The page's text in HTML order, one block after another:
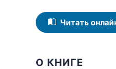
Читать
О КНИГЕ